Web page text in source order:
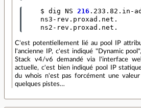
    $ dig NS
216 .233.82.in-
    ns3-rev.proxad.net.
    ns2-rev.proxad.net.
C'est potentiellement lié au pool IP
l'ancienne IP, c'est indiqué "Dynamic
Stack v4/v6 demandé via l'interface
actuelle, c'est bien indiqué pool IP
du whois n'est pas forcément une
quelques pistes…